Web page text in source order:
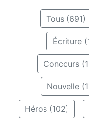
Tous (691)
Écriture
Concours
Nouvelle
Héros (102)